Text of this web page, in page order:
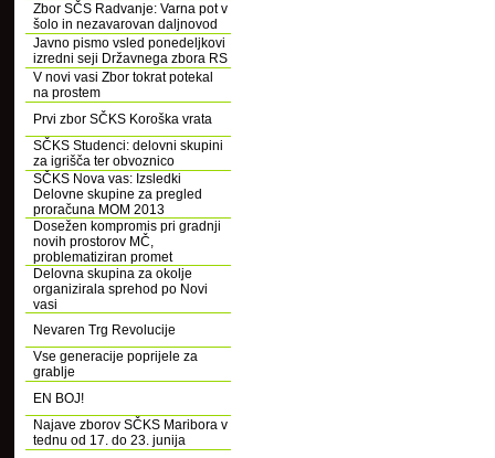
Zbor SČS Radvanje: Varna pot v
šolo in nezavarovan daljnovod
Javno pismo vsled ponedeljkovi
izredni seji Državnega zbora RS
V novi vasi Zbor tokrat potekal
na prostem
Prvi zbor SČKS Koroška vrata
SČKS Studenci: delovni skupini
za igrišča ter obvoznico
SČKS Nova vas: Izsledki
Delovne skupine za pregled
proračuna MOM 2013
Dosežen kompromis pri gradnji
novih prostorov MČ,
problematiziran promet
Delovna skupina za okolje
organizirala sprehod po Novi
vasi
Nevaren Trg Revolucije
Vse generacije poprijele za
grablje
EN BOJ!
Najave zborov SČKS Maribora v
tednu od 17. do 23. junija